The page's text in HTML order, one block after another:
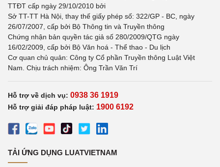
TTĐT cấp ngày 29/10/2010 bởi
Sở TT-TT Hà Nội, thay thế giấy phép số: 322/GP - BC, ngày
26/07/2007, cấp bởi Bộ Thông tin và Truyền thông
Chứng nhận bản quyền tác giả số 280/2009/QTG ngày
16/02/2009, cấp bởi Bộ Văn hoá - Thể thao - Du lịch
Cơ quan chủ quản: Công ty Cổ phần Truyền thông Luật Việt
Nam. Chịu trách nhiệm: Ông Trần Văn Trí
Hỗ trợ về dịch vụ: 0938 36 1919
Hỗ trợ giải đáp pháp luật: 1900 6192
TẢI ỨNG DỤNG LUATVIETNAM